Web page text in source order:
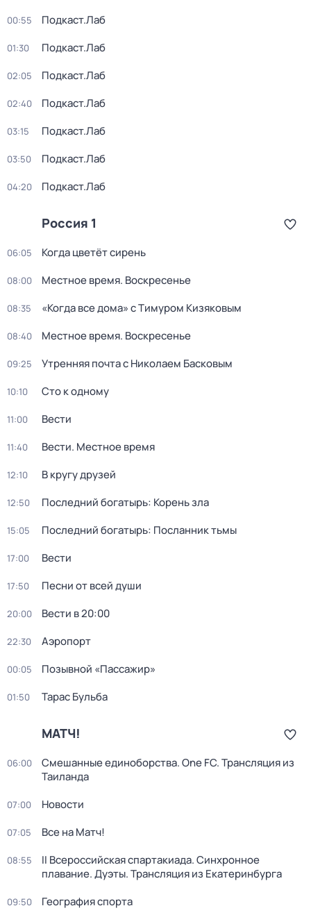
00:55 Подкаст.Лаб
01:30 Подкаст.Лаб
02:05 Подкаст.Лаб
02:40 Подкаст.Лаб
03:15 Подкаст.Лаб
03:50 Подкаст.Лаб
04:20 Подкаст.Лаб
Россия 1
06:05 Когда цветёт сирень
08:00 Местное время. Воскресенье
08:35 «Когда все дома» с Тимуром Кизяковым
08:40 Местное время. Воскресенье
09:25 Утренняя почта с Николаем Басковым
10:10 Сто к одному
11:00 Вести
11:40 Вести. Местное время
12:10 В кругу друзей
12:50 Последний богатырь: Корень зла
15:05 Последний богатырь: Посланник тьмы
17:00 Вести
17:50 Песни от всей души
20:00 Вести в 20:00
22:30 Аэропорт
00:05 Позывной «Пассажир»
01:50 Тарас Бульба
МАТЧ!
06:00
Смешанные единоборства. One FC. Трансляция из
Таиланда
07:00 Новости
07:05 Все на Матч!
08:55
II Всероссийская спартакиада. Синхронное
плавание. Дуэты. Трансляция из Екатеринбурга
09:50 География спорта